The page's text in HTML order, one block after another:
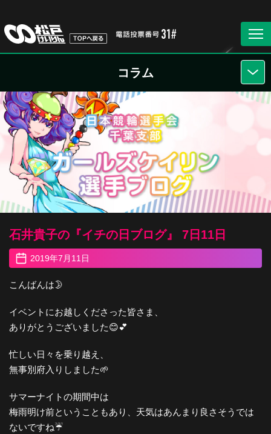
コラム
石井貴子の『イチの日ブログ』 7日11日
2019年7月11日
こんばんは🌛
イベントにお越しくださった皆さま、
ありがとうございました😊💕
忙しい日々を乗り越え、
無事別府入りしました🌱
サマーナイトの期間中は
梅雨明け前ということもあり、天気はあんまり良さそうでは
ないですね☔️